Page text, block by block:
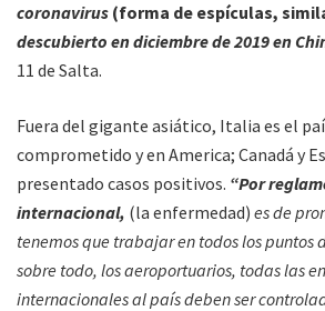
coronavirus (forma de espículas,
descubierto en diciembre de 2019 en
11 de Salta.
Fuera del gigante asiático, Italia es el
comprometido y en America; Canadá y
presentado casos positivos. “Por
internacional, (la enfermedad) es de
tenemos que trabajar en todos los puntos
sobre todo, los aeroportuarios, todas las
internacionales al país deben ser